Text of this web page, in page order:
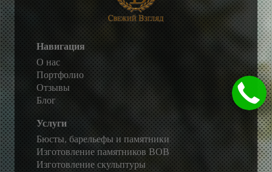
Навигация
О нас
Портфолио
Отзывы
Блог
Услуги
Бюсты, барельефы и памятники
Изготовление памятников ВОВ
Изготовление скульптуры